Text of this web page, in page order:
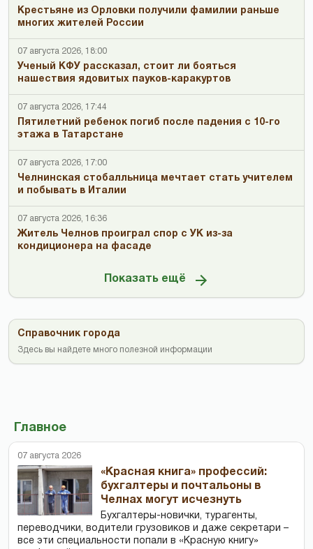
Крестьяне из Орловки получили фамилии раньше
многих жителей России
07 августа 2026, 18:00
Ученый КФУ рассказал, стоит ли бояться
нашествия ядовитых пауков-каракуртов
07 августа 2026, 17:44
Пятилетний ребенок погиб после падения с 10-го
этажа в Татарстане
07 августа 2026, 17:00
Челнинская стобалльница мечтает стать учителем
и побывать в Италии
07 августа 2026, 16:36
Житель Челнов проиграл спор с УК из-за
кондиционера на фасаде
Показать ещё
Справочник города
Здесь вы найдете много полезной информации
Главное
07 августа 2026
«Красная книга» профессий:
бухгалтеры и почтальоны в
Челнах могут исчезнуть
Бухгалтеры-новички, тур­агенты,
переводчики, водители грузовиков и даже секретари –
все эти специальности попали в «Красную книгу»